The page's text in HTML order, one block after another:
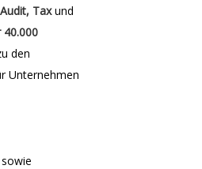
Audit, Taxund
40.000
den
Unternehmen